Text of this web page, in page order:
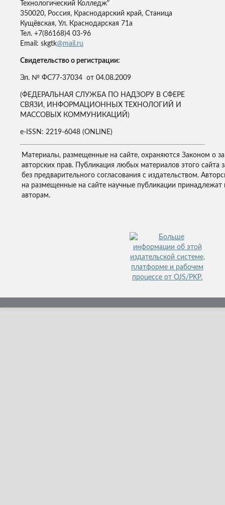
Технологический Колледж"
350020, Россия, Краснодарский край, Станица
Кущёвская, Ул. Краснодарская 71а
Тел. +7(86168)4 03-96
Email: skgtk@mail.ru
Свидетельство о регистрации:
Эл. № ФС77-37034 от 04.08.2009
(ФЕДЕРАЛЬНАЯ СЛУЖБА ПО НАДЗОРУ В СФЕРЕ
СВЯЗИ, ИНФОРМАЦИОННЫХ ТЕХНОЛОГИЙ И
МАССОВЫХ КОММУНИКАЦИЙ)
e-ISSN: 2219-6048 (ONLINE)
Материалы, размещенные на сайте, охраняются Законом о
авторских прав. Публикация любых материалов этого сайта
без предварительного согласования с издательством.
на размещенные на сайте научные публикации принадлежат
авторам.